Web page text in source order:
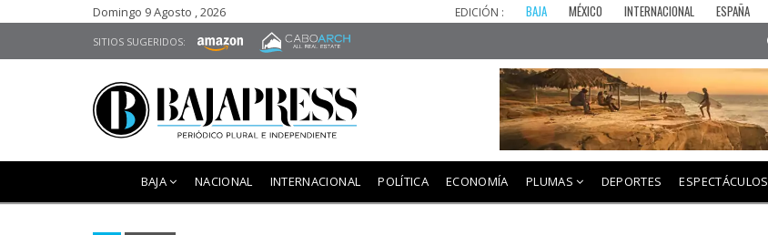
Domingo 9 Agosto , 2026 EDICIÓN : BAJA MÉXICO INTERNACIONAL ESPAÑA
SITIOS SUGERIDOS:
BAJA NACIONAL INTERNACIONAL POLÍTICA ECONOMÍA PLUMAS DEPORTES ESPECTÁCULOS